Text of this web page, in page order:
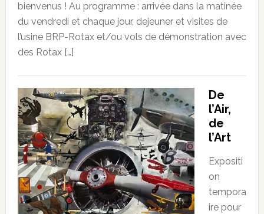
bienvenus ! Au programme : arrivée dans la matinée
du vendredi et chaque jour, dejeuner et visites de
l’usine BRP-Rotax et/ou vols de démonstration avec
des Rotax […]
De
l’Air,
de
l’Art
Expositi
on
tempora
ire pour